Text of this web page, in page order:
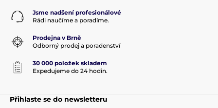
Produkt je zařazen v kategoriích
Pažby pro dlouhé zbraně
Jsme nadšení profesionálové
Rádi naučíme a poradíme.
Prodejna v Brně
Odborný prodej a poradenství
30 000 položek skladem
Expedujeme do 24 hodin.
Přihlaste se do newsletteru